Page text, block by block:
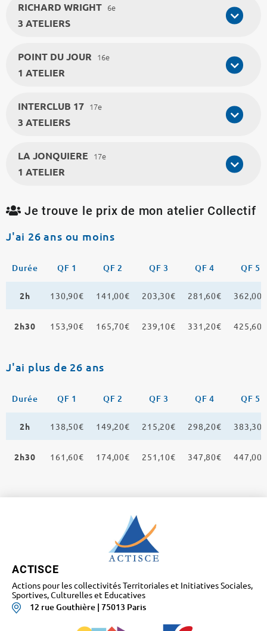
RICHARD WRIGHT 6e
3 ATELIERS
POINT DU JOUR 16e
1 ATELIER
INTERCLUB 17 17e
3 ATELIERS
LA JONQUIERE 17e
1 ATELIER
Je trouve le prix de mon atelier Collectif
J'ai 26 ans ou moins
Durée QF 1 QF 2 QF 3 QF 4 QF 5
2h 130,90€ 141,00€ 203,30€ 281,60€ 362,00€
2h30 153,90€ 165,70€ 239,10€ 331,20€ 425,60€
J'ai plus de 26 ans
Durée QF 1 QF 2 QF 3 QF 4 QF 5
2h 138,50€ 149,20€ 215,20€ 298,20€ 383,30€
2h30 161,60€ 174,00€ 251,10€ 347,80€ 447,00€
ACTISCE
Actions pour les collectivités Territoriales et Initiatives Sociales,
Sportives, Culturelles et Educatives
12 rue Gouthière | 75013 Paris